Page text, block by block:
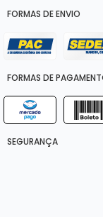
FORMAS DE ENVIO
FORMAS DE
SEGURANÇA